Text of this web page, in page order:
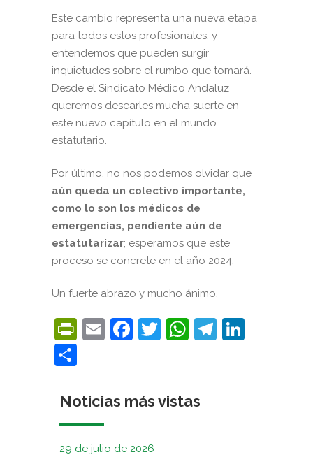
Este cambio representa una nueva etapa
para todos estos profesionales, y
entendemos que pueden surgir
inquietudes sobre el rumbo que tomará.
Desde el Sindicato Médico Andaluz
queremos desearles mucha suerte en
este nuevo capítulo en el mundo
estatutario.
Por último, no nos podemos olvidar que
aún queda un colectivo importante,
como lo son los médicos de
emergencias, pendiente aún de
estatutarizar; esperamos que este
proceso se concrete en el año 2024.
Un fuerte abrazo y mucho ánimo.
PrintFriendly
EmailFacebook
Twitter
WhatsApp
Noticias más vistas
29 de julio de 2026